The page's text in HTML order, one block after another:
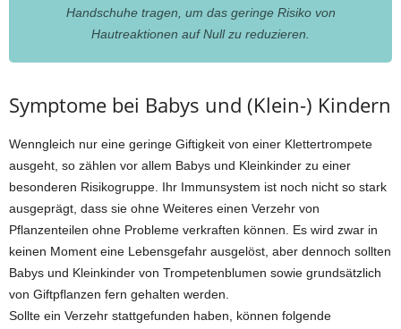
Handschuhe tragen, um das geringe Risiko von
Hautreaktionen auf Null zu reduzieren.
Symptome bei Babys und (Klein-) Kindern
Wenngleich nur eine geringe Giftigkeit von einer Klettertrompete
ausgeht, so zählen vor allem Babys und Kleinkinder zu einer
besonderen Risikogruppe. Ihr Immunsystem ist noch nicht so stark
ausgeprägt, dass sie ohne Weiteres einen Verzehr von
Pflanzenteilen ohne Probleme verkraften können. Es wird zwar in
keinen Moment eine Lebensgefahr ausgelöst, aber dennoch sollten
Babys und Kleinkinder von Trompetenblumen sowie grundsätzlich
von Giftpflanzen fern gehalten werden.
Sollte ein Verzehr stattgefunden haben, können folgende